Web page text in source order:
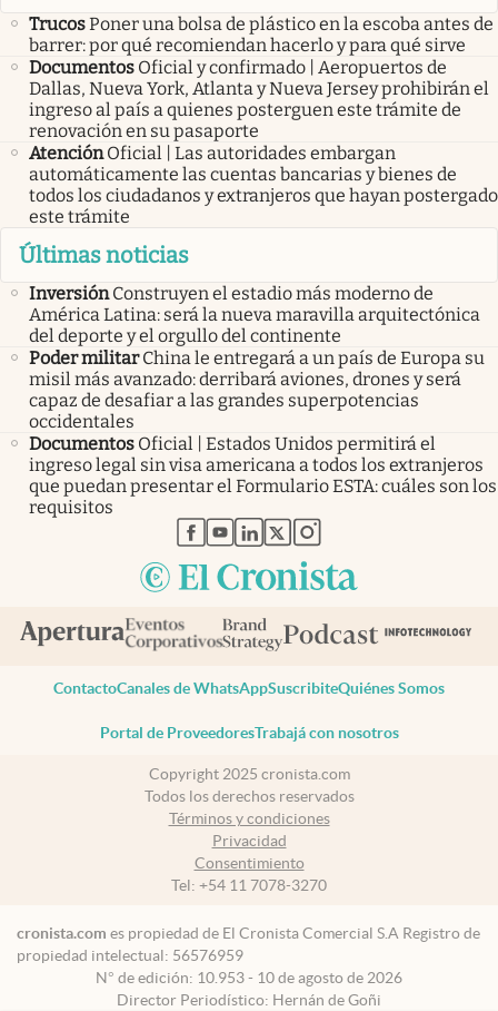
TrucosPoner una bolsa de plástico en la escoba antes de
barrer: por qué recomiendan hacerlo y para qué sirve
Documentos Oficial y confirmado | Aeropuertos de
Dallas, Nueva York, Atlanta y Nueva Jersey prohibirán el
ingreso al país a quienes posterguen este trámite de
renovación en su pasaporte
Atención Oficial | Las autoridades embargan
automáticamente las cuentas bancarias y bienes de
todos los ciudadanos y extranjeros que hayan postergado
este trámite
Últimas noticias
Inversión Construyen el estadio más moderno de
América Latina: será la nueva maravilla arquitectónica
del deporte y el orgullo del continente
Poder militar China le entregará a un país de Europa su
misil más avanzado: derribará aviones, drones y será
capaz de desafiar a las grandes superpotencias
occidentales
Documentos Oficial | Estados Unidos permitirá el
ingreso legal sin visa americana a todos los extranjeros
que puedan presentar el Formulario ESTA: cuáles son los
requisitos
abre en nueva pestaña
abre en nueva pestaña
abre en nueva pestaña
abre en nueva pestaña
abre en nueva pestaña
ContactoCanales de WhatsAppSuscribiteQuiénes Somos
Portal de ProveedoresTrabajá con nosotros
Copyright 2025 cronista.com
Todos los derechos reservados
Términos y condiciones
Privacidad
Consentimiento
Tel: +54 11 7078-3270
cronista.com es propiedad de El Cronista Comercial S.A Registro de
propiedad intelectual: 56576959
N° de edición: 10.953 - 10 de agosto de 2026
Director Periodístico: Hernán de Goñi